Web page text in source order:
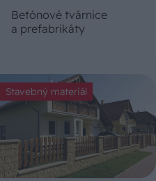
Betónové tvárnice
a prefabrikáty
Stavebný materiál